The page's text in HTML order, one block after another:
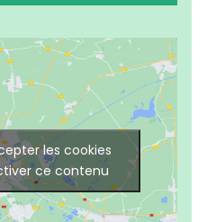
les cookies
ce contenu